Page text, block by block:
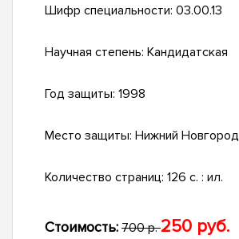
Шифр специальности: 03.00.13
Научная степень: Кандидатская
Год защиты: 1998
Место защиты: Нижний Новгород
Количество страниц: 126 с. : ил.
Стоимость: 700 р.250 руб.